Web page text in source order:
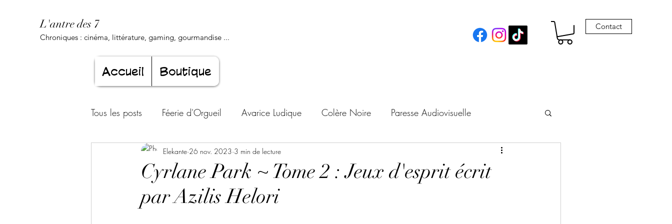
L'antre des 7
Chroniques : cinéma, littérature, gaming, gourmandise ...
Contact
Accueil Boutique
Tous les posts Féerie d'Orgueil Avarice Ludique Colère Noire Paresse Audiovisuelle
Luxure Envoûtante Gourmandise Proscrite
Jeunesse éternelle Cœur d'adolescent
Cyrlane Park ~ Tome 2 : Jeux d'esprit écrit
par Azilis Helori
Elekante 26 nov. 2023 3 min de lecture